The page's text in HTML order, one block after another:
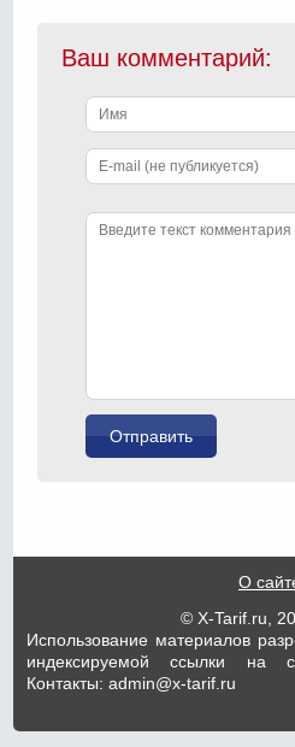
Ваш комментарий:
О
© X-Tarif.ru,
Использование материалов
индексируемой ссылки на
Контакты: admin@x-tarif.ru